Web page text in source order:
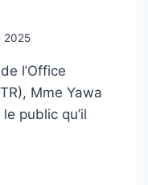
2025
l’Office
Mme Yawa
public qu’il